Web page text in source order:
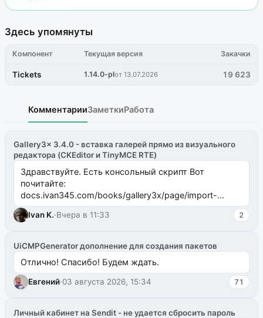
Здесь упомянуты
Компонент Текущая версия Закачки
Tickets 1.14.0-plот 13.07.2026 19 623
КомментарииЗаметкиРабота
Gallery3x 3.4.0 - вставка галерей прямо из визуального
редактора (CKEditor и TinyMCE RTE)
Здравствуйте. Есть консольный скрипт Вот
почитайте:
docs.ivan345.com/books/gallery3x/page/import-
ms2galleryphp
Ivan K.·Вчера в 11:33 2
UiCMPGenerator дополнение для создания пакетов
Отлично! Спасибо! Будем ждать.
Евгений·03 августа 2026, 15:34 71
Личный кабинет на Sendit - не удается сбросить пароль